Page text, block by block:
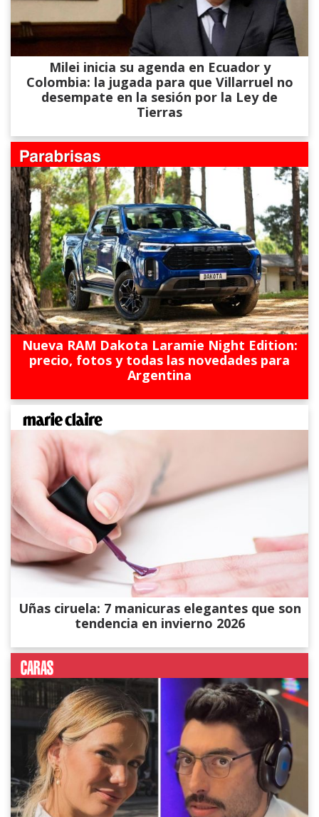
Milei inicia su agenda en Ecuador y
Colombia: la jugada para que Villarruel no
desempate en la sesión por la Ley de
Tierras
Nueva RAM Dakota Laramie Night Edition:
precio, fotos y todas las novedades para
Argentina
Uñas ciruela: 7 manicuras elegantes que son
tendencia en invierno 2026